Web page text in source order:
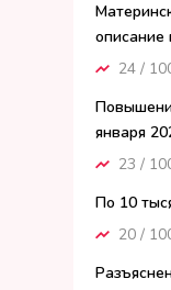
описание
24 /
января
23 /
По 10
20 /